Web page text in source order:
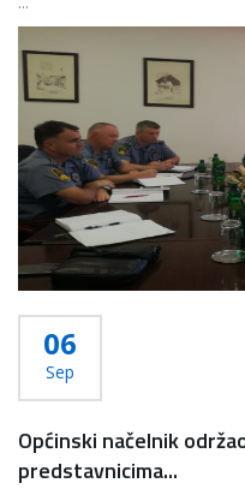
06
Sep
Općinski načelnik
predstavnicima...